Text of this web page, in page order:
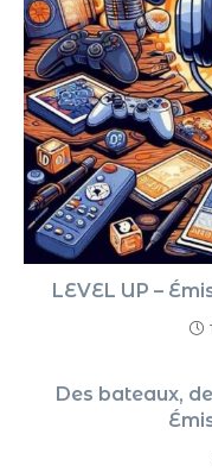
LEVEL UP –
Des bateaux,